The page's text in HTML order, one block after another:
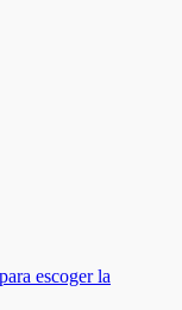
escoger la